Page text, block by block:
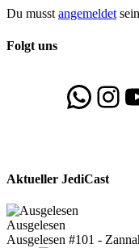
Du musst angemeldet
Folgt uns
Folgt
Aktueller JediCast
Ausgelesen
Ausgelesen #101 -